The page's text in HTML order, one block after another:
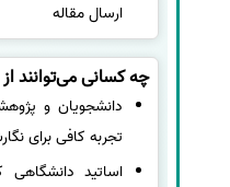
ارسال مقاله
چه کسانی می‌توانند
دانشجویان و
تجربه کافی برای
اساتید